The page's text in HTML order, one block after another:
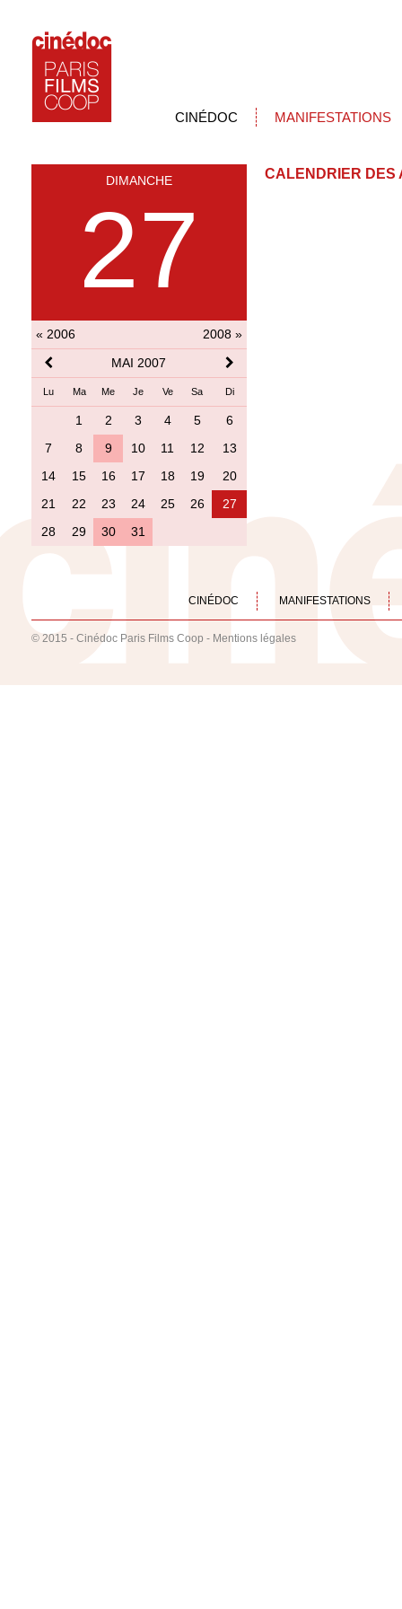
CINÉDOC MANIFESTATIONS
DIMANCHE
27
« 2006
2008 »
MAI 2007
Lu Ma Me Je Ve Sa Di
1 2 3 4 5
6
7
8 9 10 11 12
13
14
15 16 17 18 19
20
21
22 23 24 25 26
27
28
29 30 31
CALENDRIER DES
CINÉDOC MANIFESTATIONS
© 2015 - Cinédoc Paris Films Coop - Mentions légales